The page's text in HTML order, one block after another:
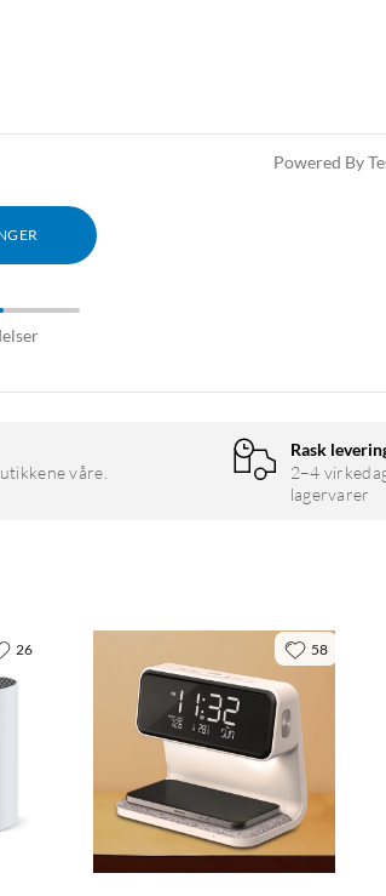
Powered By
våre.
Rask
2–4
lagervarer
26 58